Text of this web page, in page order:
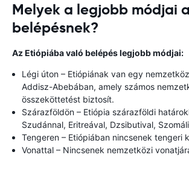
Melyek a legjobb módjai
belépésnek?
Az Etiópiába való belépés legjobb módjai:
Légi úton – Etiópiának van egy
Addisz-Abebában, amely számos
összeköttetést biztosít.
Szárazföldön – Etiópia szárazföldi
Szudánnal, Eritreával, Dzsibutival,
Tengeren – Etiópiában nincsenek tengeri
Vonattal – Nincsenek nemzetközi